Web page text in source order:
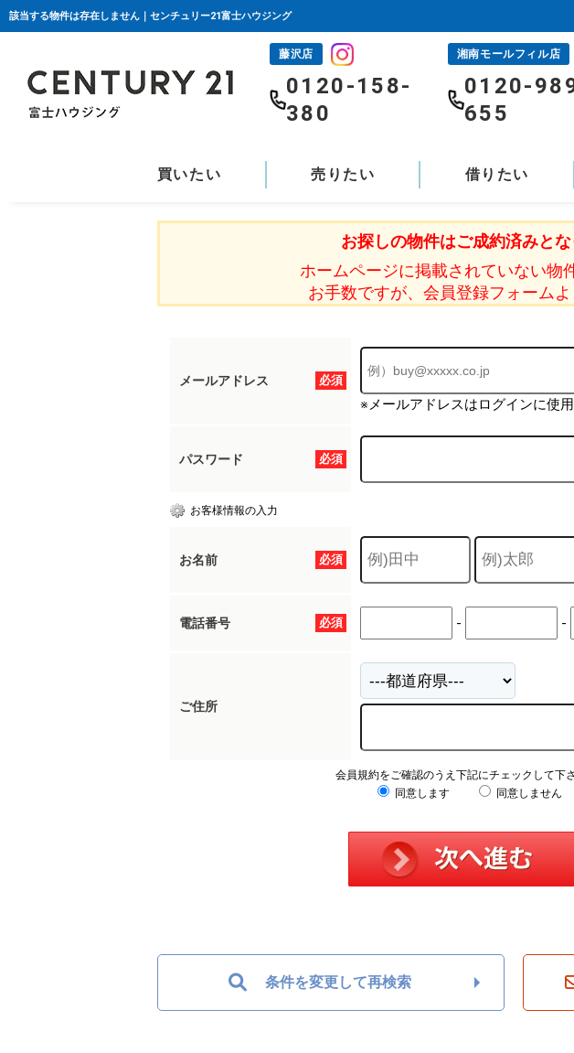
該当する物件は存在しません｜センチュリー21富士ハウジング
藤沢店
0120-158-
380
湘南モールフィル店
0120-
655
買いたい 売りたい 借りたい
お探しの物件はご成約済みとな
ホームページに掲載されていない物
お手数ですが、会員登録フォームよ
必須
メールアドレス
※メールアドレスはログインに使用
必須
パスワード
お客様情報の入力
必須
お名前
必須
電話番号 - -
ご住所
会員規約をご確認のうえ下記にチェックして下さ
同意します
同意しません
条件を変更して再検索